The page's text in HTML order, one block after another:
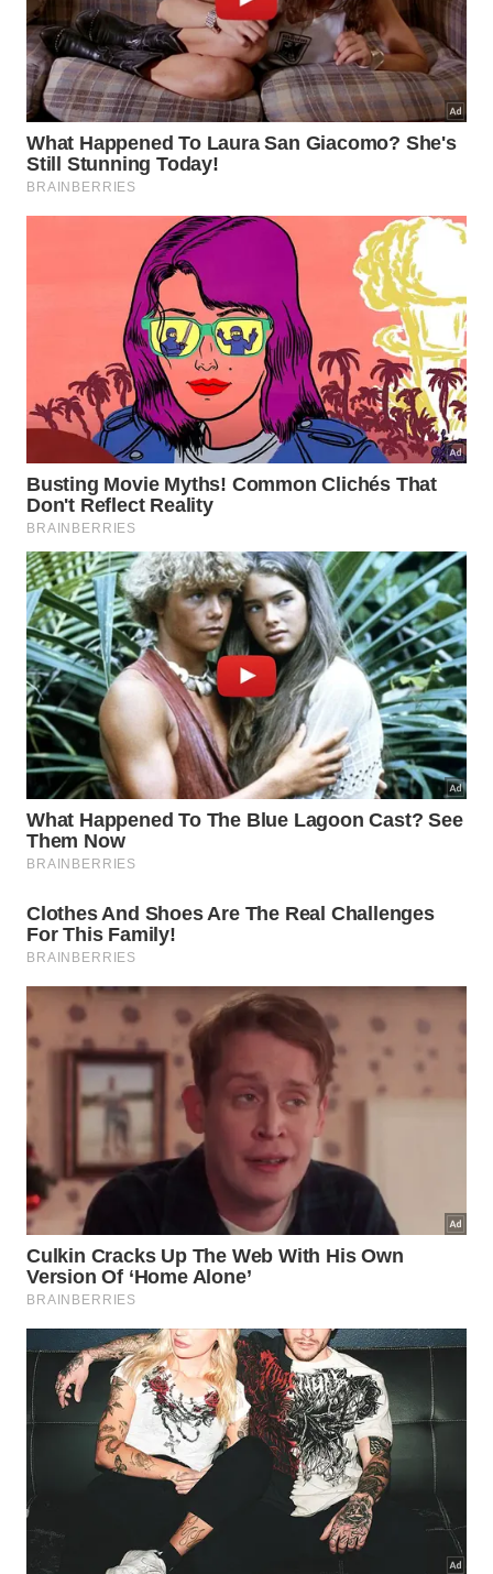
sensação de
liberdademental eserenidade.
Sabedoria para o Desapego
Práticas recomendadas
Adote estes hábitos budistas para acalmar a
mente e reduzir as frustrações:
1
Praticar a meditação diária com foco
exclusivo na respiração profunda;
2
Identificar e listar os apegos
emocionais desnecessários que
acumulamos;
imprevistos do cotidiano.
Como aplicar as Quatro Nobres
Verdades na rotina cheia de pressa?
O ponto central dessa filosofia milenar reside no
entendimento claro de que o sofrimento existe e
possui causas bem definidas. Reconhecer que
nossos apegos diários geram esse desconforto
constante é o primeiro passo para transformar
positivamente nossa
experiência relevante.
A boa notícia é que existe uma libertação real por
meio do desenvolvimento contínuo de condutas
éticas e mentais adequadas. Seguir essas diretrizes
práticas no cotidiano agitado ajuda a manter o foco
no presente, diminuindo drasticamente oimpacto
dasfrustrações.
Confira os pilares essenciais para aplicar esse
conhecimento no seu dia a dia:
Praticar a fala correta evitando fofocas ou
julgamentos severos;